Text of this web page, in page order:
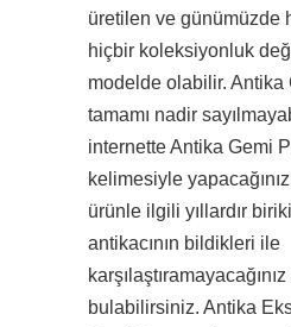
üretilen ve günümüzde
hiçbir koleksiyonluk
modelde olabilir. Antika
tamamı nadir
internette Antika Gemi
kelimesiyle
ürünle ilgili yıllardır
antikacının bildikleri ile
bulabilirsiniz. Antika